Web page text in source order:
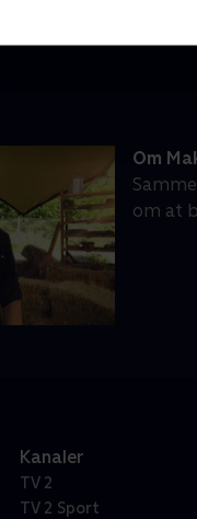
Om
om at
Kanaler
TV 2
TV 2 Sport